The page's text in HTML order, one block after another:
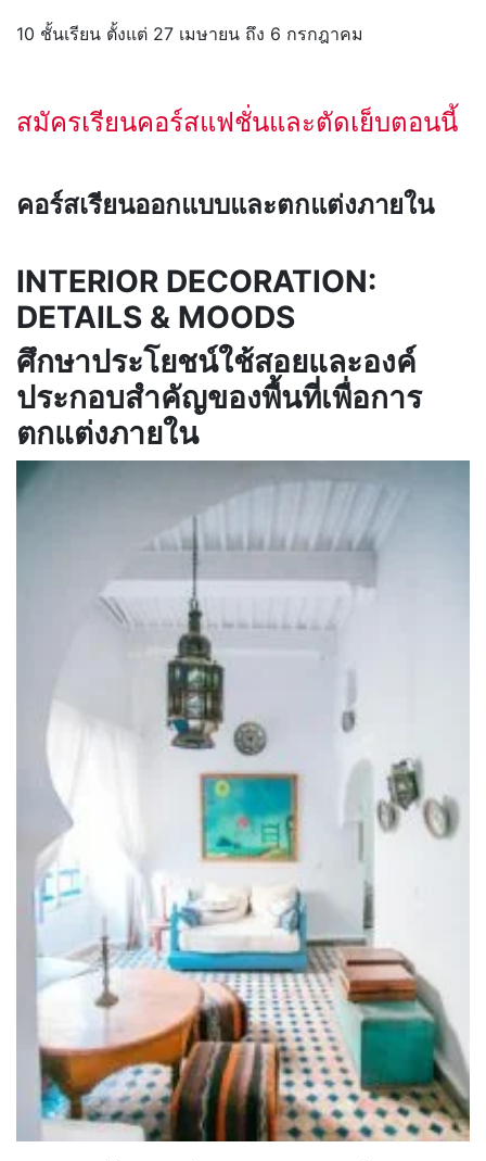
10 ชั้นเรียน ตั้งแต่ 27 เมษายน ถึง 6 กรกฎาคม
สมัครเรียนคอร์สแฟชั่นและตัดเย็บตอนนี้
คอร์สเรียนออกแบบและตกแต่งภายใน
INTERIOR DECORATION:
DETAILS & MOODS
ศึกษาประโยชน์ใช้สอยและองค์
ประกอบสำคัญของพื้นที่เพื่อการ
ตกแต่งภายใน